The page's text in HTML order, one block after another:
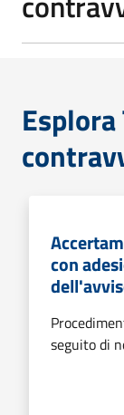
con
seguito di